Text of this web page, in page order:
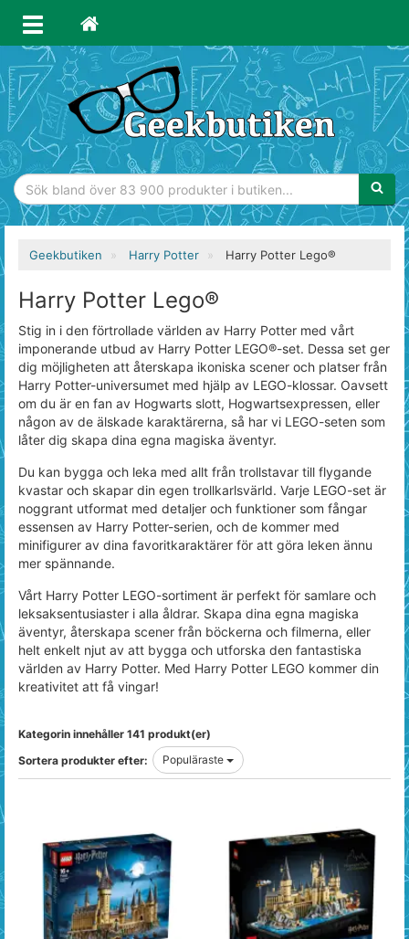
Geekbutiken Harry Potter Harry Potter Lego®
Harry Potter Lego®
Stig in i den förtrollade världen av Harry Potter med vårt
imponerande utbud av Harry Potter LEGO®-set. Dessa set ger
dig möjligheten att återskapa ikoniska scener och platser från
Harry Potter-universumet med hjälp av LEGO-klossar. Oavsett
om du är en fan av Hogwarts slott, Hogwartsexpressen, eller
någon av de älskade karaktärerna, så har vi LEGO-seten som
låter dig skapa dina egna magiska äventyr.
Du kan bygga och leka med allt från trollstavar till flygande
kvastar och skapar din egen trollkarlsvärld. Varje LEGO-set är
noggrant utformat med detaljer och funktioner som fångar
essensen av Harry Potter-serien, och de kommer med
minifigurer av dina favoritkaraktärer för att göra leken ännu
mer spännande.
Vårt Harry Potter LEGO-sortiment är perfekt för samlare och
leksaksentusiaster i alla åldrar. Skapa dina egna magiska
äventyr, återskapa scener från böckerna och filmerna, eller
helt enkelt njut av att bygga och utforska den fantastiska
världen av Harry Potter. Med Harry Potter LEGO kommer din
kreativitet att få vingar!
Kategorin innehåller 141 produkt(er)
Sortera produkter efter:
Populäraste